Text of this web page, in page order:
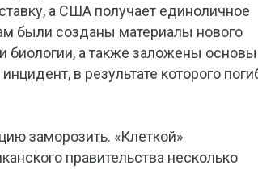
а США получает единоличное
были созданы материалы нового
а также заложены основы
в результате которого
заморозить. «Клеткой»
правительства несколько